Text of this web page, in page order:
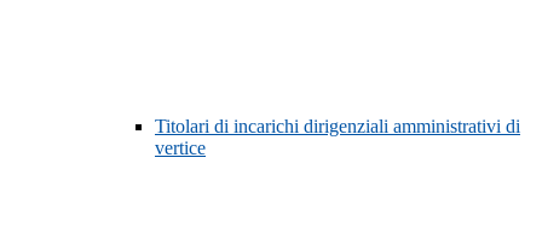
Titolari di incarichi dirigenziali amministrativi di
vertice